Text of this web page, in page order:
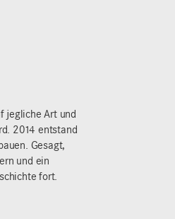
jegliche Art und
2014 entstand
Gesagt,
und ein
fort.